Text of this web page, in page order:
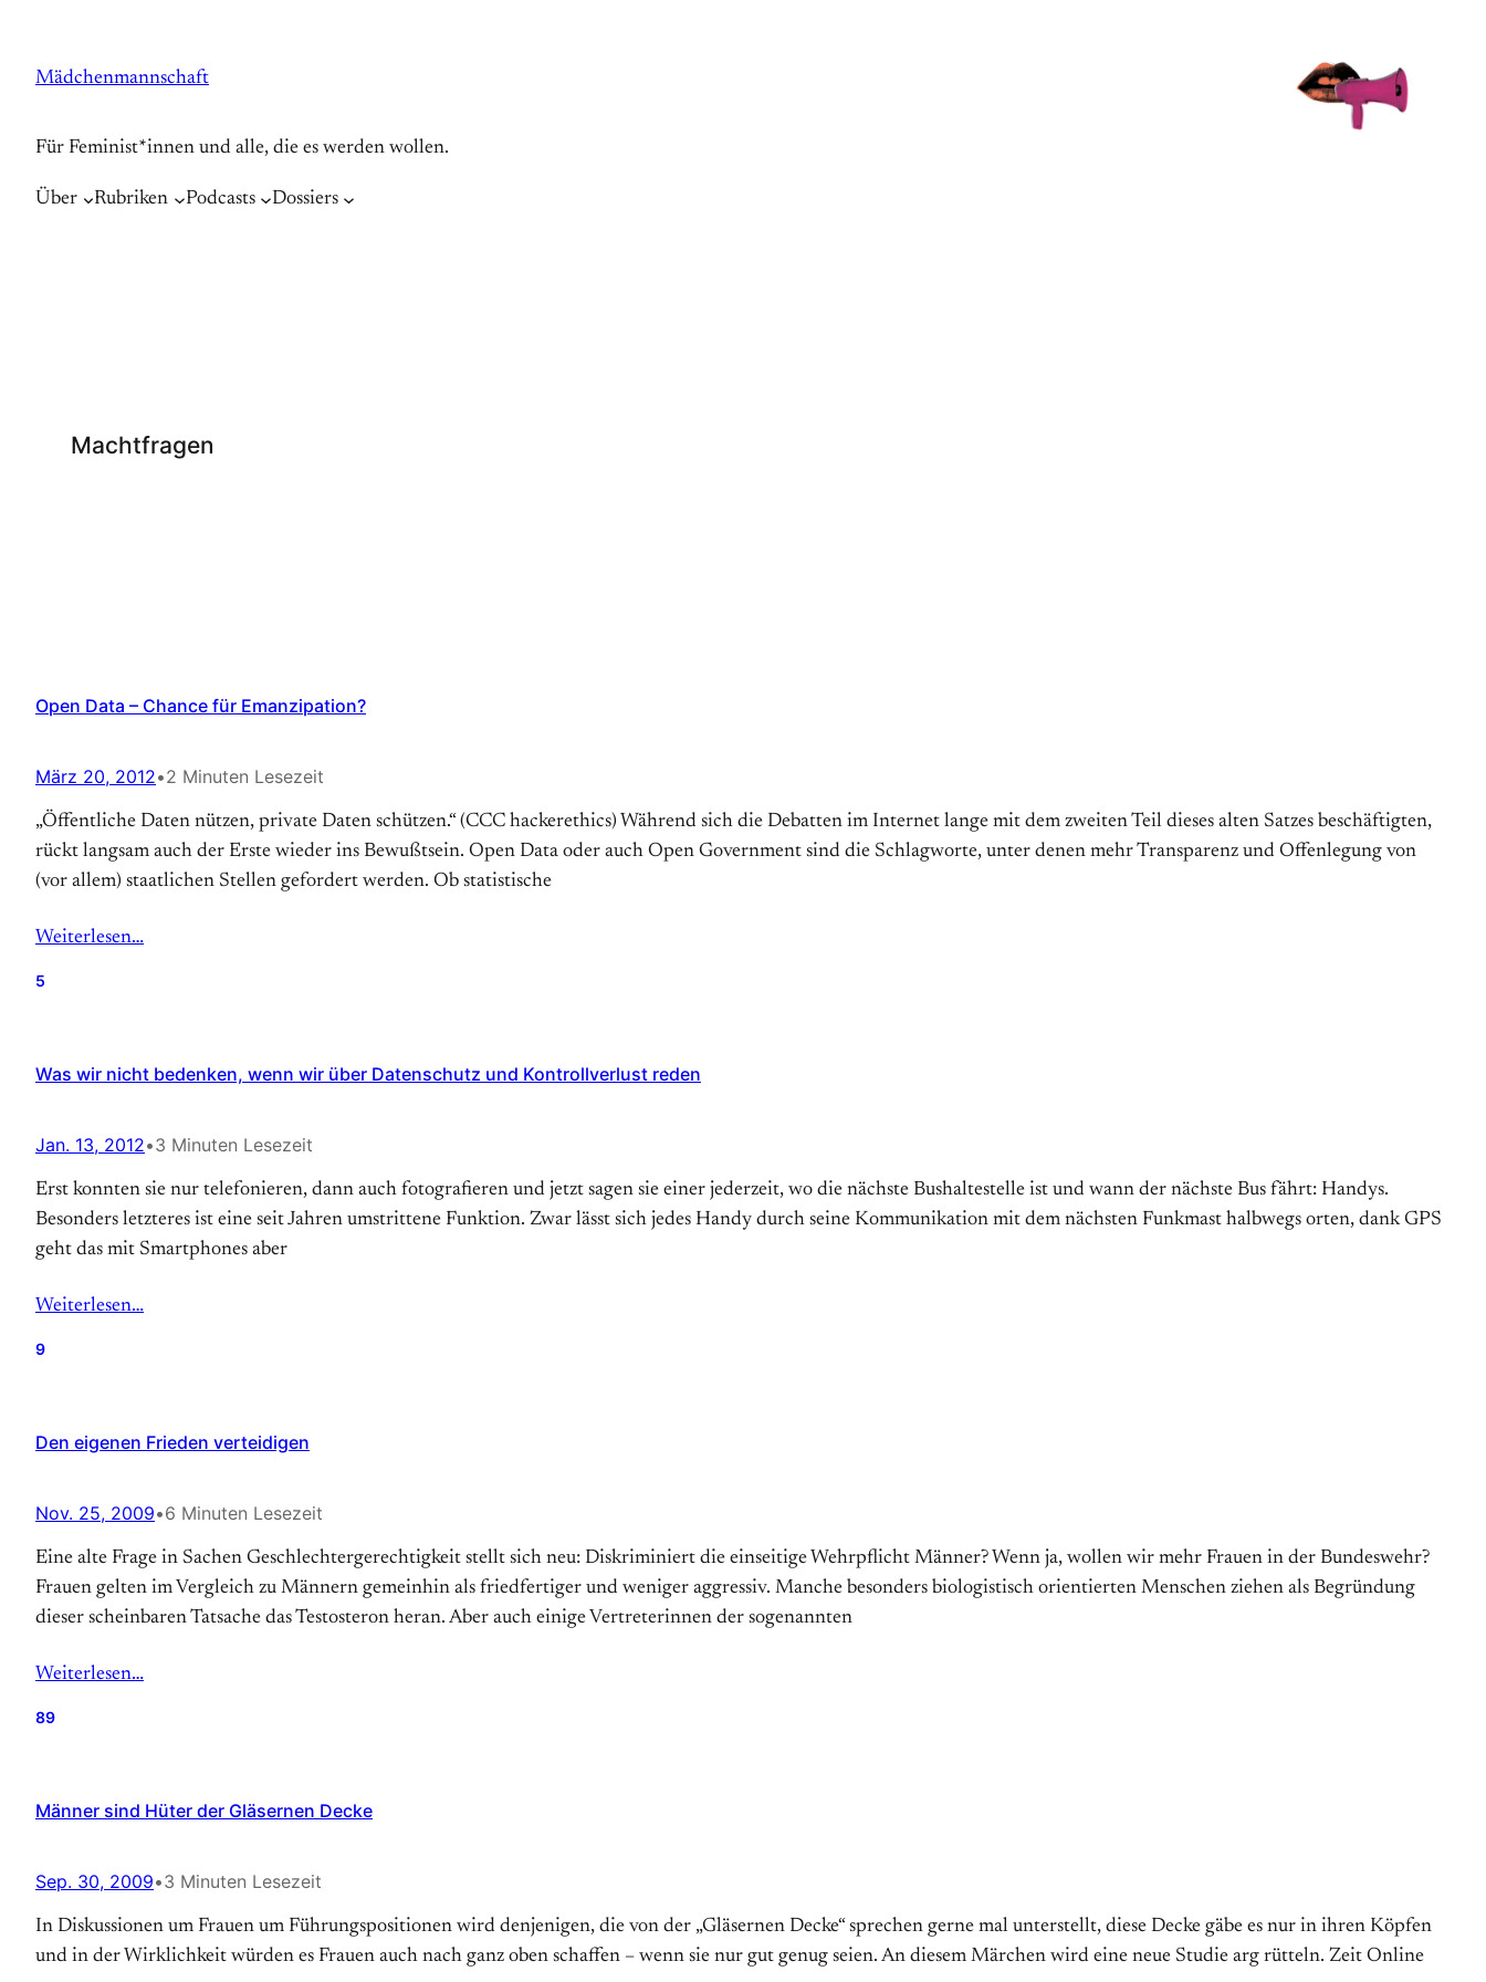
springen
Mädchenmannschaft
Für Feminist*innen und alle, die es werden wollen.
Über Rubriken Podcasts Dossiers
Machtfragen
Open Data – Chance für Emanzipation?
März 20, 2012•2 Minuten Lesezeit
„Öffentliche Daten nützen, private Daten schützen.“ (CCC hackerethics) Während sich die Debatten im Internet lange mit dem zweiten Teil dieses alten Satzes beschäftigten,
rückt langsam auch der Erste wieder ins Bewußtsein. Open Data oder auch Open Government sind die Schlagworte, unter denen mehr Transparenz und Offenlegung von
(vor allem) staatlichen Stellen gefordert werden. Ob statistische
Weiterlesen…
5
Was wir nicht bedenken, wenn wir über Datenschutz und Kontrollverlust reden
Jan. 13, 2012•3 Minuten Lesezeit
Erst konnten sie nur telefonieren, dann auch fotografieren und jetzt sagen sie einer jederzeit, wo die nächste Bushaltestelle ist und wann der nächste Bus fährt: Handys.
Besonders letzteres ist eine seit Jahren umstrittene Funktion. Zwar lässt sich jedes Handy durch seine Kommunikation mit dem nächsten Funkmast halbwegs orten, dank GPS
geht das mit Smartphones aber
Weiterlesen…
9
Den eigenen Frieden verteidigen
Nov. 25, 2009•6 Minuten Lesezeit
Eine alte Frage in Sachen Geschlechtergerechtigkeit stellt sich neu: Diskriminiert die einseitige Wehrpflicht Männer? Wenn ja, wollen wir mehr Frauen in der Bundeswehr?
Frauen gelten im Vergleich zu Männern gemeinhin als friedfertiger und weniger aggressiv. Manche besonders biologistisch orientierten Menschen ziehen als Begründung
dieser scheinbaren Tatsache das Testosteron heran. Aber auch einige Vertreterinnen der sogenannten
Weiterlesen…
89
Männer sind Hüter der Gläsernen Decke
Sep. 30, 2009•3 Minuten Lesezeit
In Diskussionen um Frauen um Führungspositionen wird denjenigen, die von der „Gläsernen Decke“ sprechen gerne mal unterstellt, diese Decke gäbe es nur in ihren Köpfen
und in der Wirklichkeit würden es Frauen auch nach ganz oben schaffen – wenn sie nur gut genug seien. An diesem Märchen wird eine neue Studie arg rütteln. Zeit Online